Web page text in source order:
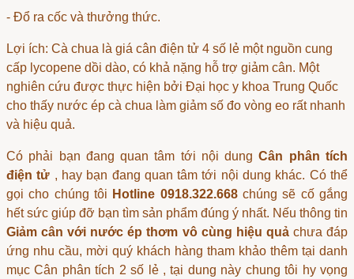
- Đổ ra cốc và thưởng thức.
Lợi ích: Cà chua là giá cân điện tử 4 số lẻ một nguồn cung
cấp lycopene dồi dào, có khả nặng hỗ trợ giảm cân. Một
nghiên cứu được thực hiện bởi Đại học y khoa Trung Quốc
cho thấy nước ép cà chua làm giảm số đo vòng eo rất nhanh
và hiệu quả.
Có phải bạn đang quan tâm tới nội dungCân phân tích
điện tử , hay bạn đang quan tâm tới nội dung khác. Có thể
gọi cho chúng tôi Hotline 0918.322.668chúng sẽ cố gắng
hết sức giúp đỡ bạn tìm sản phẩm đúng ý nhất. Nếu thông tin
Giảm cân với nước ép thơm vô cùng hiệu quảchưa đáp
ứng nhu cầu, mời quý khách hàng tham khảo thêm tại danh
mụcCân phân tích 2 số lẻ, tại dung này chung tôi hy vọng